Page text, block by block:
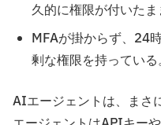
久的に権限が付いたま
MFAが掛からず、24
剰な権限を持っている。
AIエージェントは、まさ